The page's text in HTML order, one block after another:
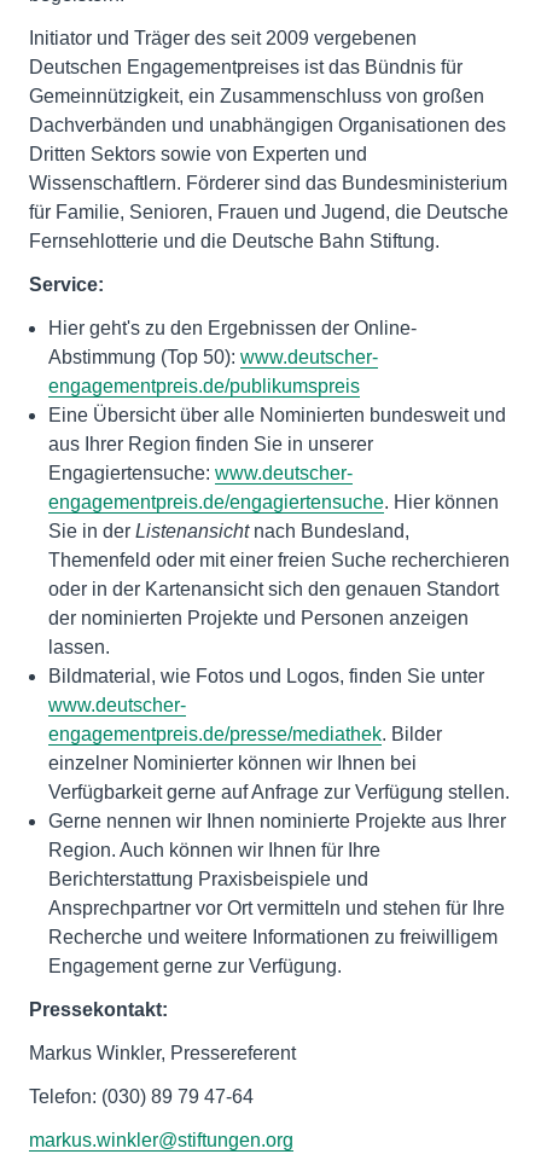
Initiator und Träger des seit 2009 vergebenen
Deutschen Engagementpreises ist das Bündnis für
Gemeinnützigkeit, ein Zusammenschluss von großen
Dachverbänden und unabhängigen Organisationen des
Dritten Sektors sowie von Experten und
Wissenschaftlern. Förderer sind das Bundesministerium
für Familie, Senioren, Frauen und Jugend, die Deutsche
Fernsehlotterie und die Deutsche Bahn Stiftung.
Service:
Hier geht's zu den Ergebnissen der Online-
Abstimmung (Top 50): www.deutscher-
engagementpreis.de/publikumspreis
Eine Übersicht über alle Nominierten bundesweit und
aus Ihrer Region finden Sie in unserer
Engagiertensuche: www.deutscher-
engagementpreis.de/engagiertensuche. Hier können
Sie in der Listenansichtnach Bundesland,
Themenfeld oder mit einer freien Suche recherchieren
oder in der Kartenansicht sich den genauen Standort
der nominierten Projekte und Personen anzeigen
lassen.
Bildmaterial, wie Fotos und Logos, finden Sie unter
www.deutscher-
engagementpreis.de/presse/mediathek. Bilder
einzelner Nominierter können wir Ihnen bei
Verfügbarkeit gerne auf Anfrage zur Verfügung stellen.
Gerne nennen wir Ihnen nominierte Projekte aus Ihrer
Region. Auch können wir Ihnen für Ihre
Berichterstattung Praxisbeispiele und
Ansprechpartner vor Ort vermitteln und stehen für Ihre
Recherche und weitere Informationen zu freiwilligem
Engagement gerne zur Verfügung.
Pressekontakt:
Markus Winkler, Pressereferent
Telefon: (030) 89 79 47-64
markus.winkler@stiftungen.org